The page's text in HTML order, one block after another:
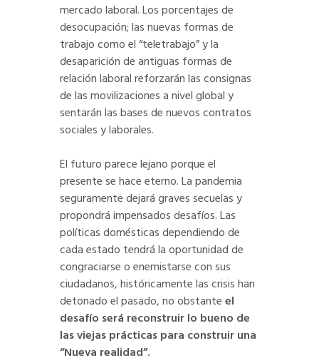
mercado laboral. Los porcentajes de
desocupación; las nuevas formas de
trabajo como el “teletrabajo” y la
desaparición de antiguas formas de
relación laboral reforzarán las consignas
de las movilizaciones a nivel global y
sentarán las bases de nuevos contratos
sociales y laborales.
El futuro parece lejano porque el
presente se hace eterno. La pandemia
seguramente dejará graves secuelas y
propondrá impensados desafíos. Las
políticas domésticas dependiendo de
cada estado tendrá la oportunidad de
congraciarse o enemistarse con sus
ciudadanos, históricamente las crisis han
detonado el pasado, no obstanteel
desafío será reconstruir lo bueno de
las viejas prácticas para construir una
“Nueva realidad”.